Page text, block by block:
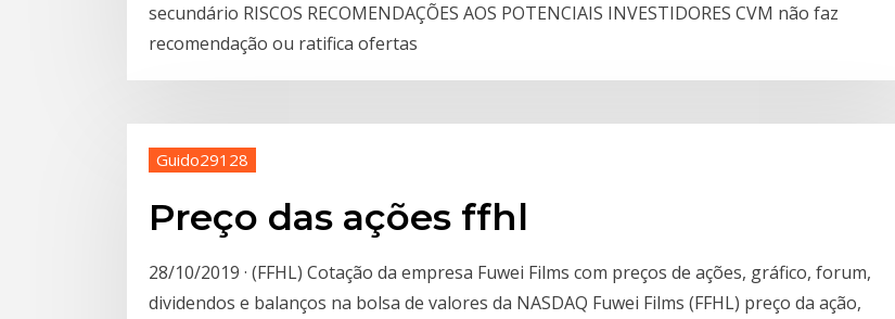
secundário RISCOS RECOMENDAÇÕES AOS POTENCIAIS INVESTIDORES CVM não faz
recomendação ou ratifica ofertas
Guido29128
Preço das ações ffhl
28/10/2019 · (FFHL) Cotação da empresa Fuwei Films com preços de ações, gráfico, forum,
dividendos e balanços na bolsa de valores da NASDAQ Fuwei Films (FFHL) preço da ação,